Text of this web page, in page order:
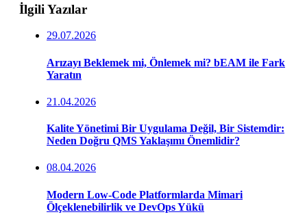
İlgili Yazılar
29.07.2026
Arızayı Beklemek mi, Önlemek mi? bEAM ile Fark
Yaratın
21.04.2026
Kalite Yönetimi Bir Uygulama Değil, Bir Sistemdir:
Neden Doğru QMS Yaklaşımı Önemlidir?
08.04.2026
Modern Low-Code Platformlarda Mimari
Ölçeklenebilirlik ve DevOps Yükü